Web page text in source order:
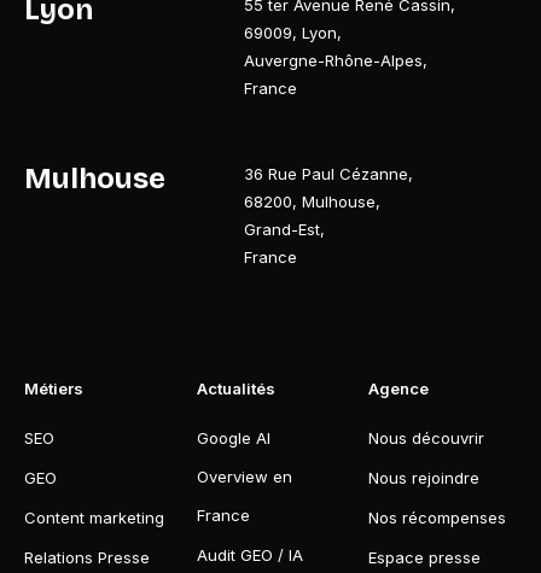
Lyon 55 ter Avenue René Cassin,
69009,Lyon,
Auvergne-Rhône-Alpes,
France
Mulhouse 36 Rue Paul Cézanne,
68200,Mulhouse,
Grand-Est,
France
Métiers
SEO
GEO
Content marketing
Relations Presse
Actualités
Google AI
Overview en
France
Audit GEO / IA
Agence
Nous découvrir
Nous rejoindre
Nos récompenses
Espace presse